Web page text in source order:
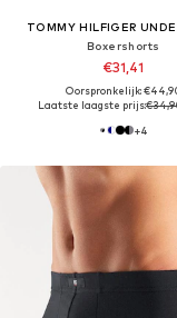
TOMMY HILFIGER
Boxershorts
€31,41
Oorspronkelijk:
Laatste laagste prijs:
+4